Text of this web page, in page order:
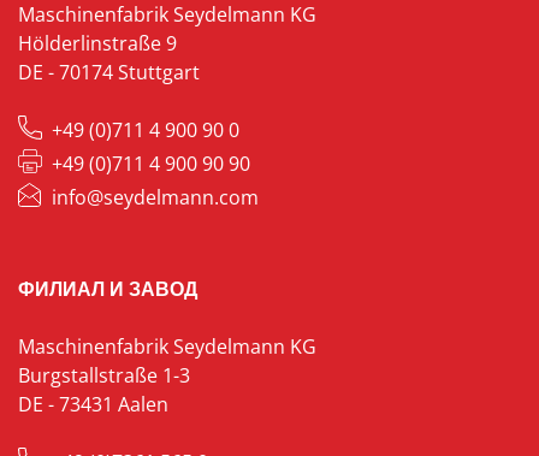
Maschinenfabrik Seydelmann KG
Hölderlinstraße 9
DE - 70174 Stuttgart
+49 (0)711 4 900 90 0
+49 (0)711 4 900 90 90
info@seydelmann.com
ФИЛИАЛ И ЗАВОД
Maschinenfabrik Seydelmann KG
Burgstallstraße 1-3
DE - 73431 Aalen